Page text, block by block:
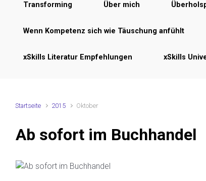
Transforming Über mich
Wenn Kompetenz sich wie Täuschung anfühlt
xSkills Literatur Empfehlungen xSkills
Startseite 2015 Oktober
Ab sofort im Buchhandel